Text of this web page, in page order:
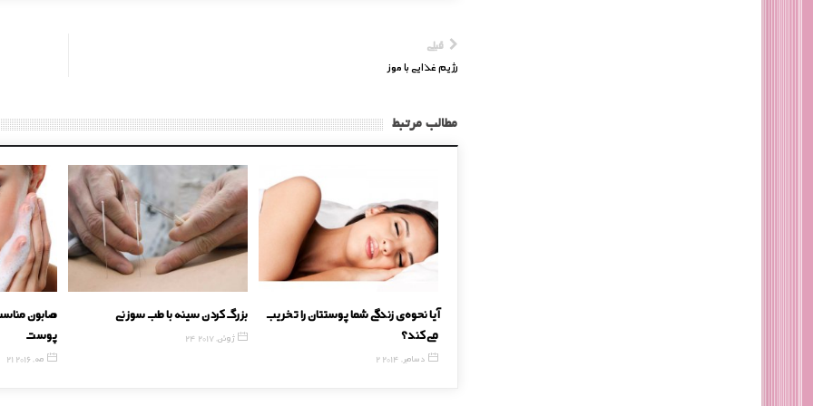
قبلی
رژیم غذایی با موز
مطالب مرتبط
صابون
پوست
21 مه, 2016
بزرگ کردن سینه با طب سوزنی
24 ژوئن, 2017
آیا نحوه‌ی زندگی شما پوستتان را تخریب
می‌کند؟
2 دسامبر, 2014